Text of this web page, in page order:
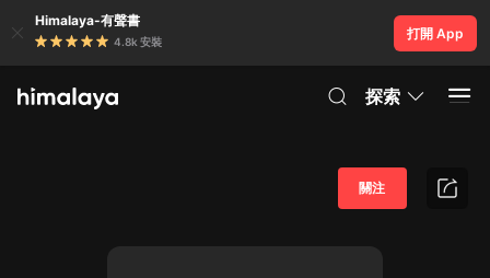
Himalaya-有聲書
4.8k 安裝
打開 App
探索
關注